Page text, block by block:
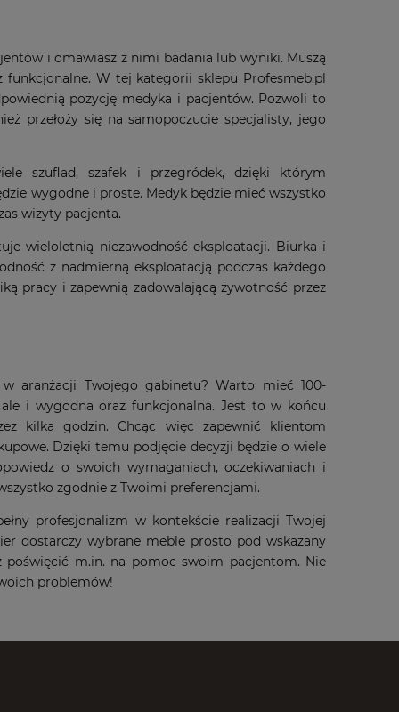
i omawiasz z nimi badania lub wyniki. Muszą
W tej kategorii sklepu Profesmeb.pl
pozycję medyka i pacjentów. Pozwoli to
przełoży się na samopoczucie specjalisty, jego
szuflad, szafek i przegródek, dzięki którym
wygodne i proste. Medyk będzie mieć wszystko
wizyty pacjenta.
wieloletnią niezawodność eksploatacji. Biurka i
z nadmierną eksploatacją podczas każdego
pracy i zapewnią zadowalającą żywotność przez
aranżacji Twojego gabinetu? Warto mieć 100-
i wygodna oraz funkcjonalna. Jest to w końcu
kilka godzin. Chcąc więc zapewnić klientom
Dzięki temu podjęcie decyzji będzie o wiele
o swoich wymaganiach, oczekiwaniach i
zgodnie z Twoimi preferencjami.
profesjonalizm w kontekście realizacji Twojej
dostarczy wybrane meble prosto pod wskazany
poświęcić m.in. na pomoc swoim pacjentom. Nie
problemów!